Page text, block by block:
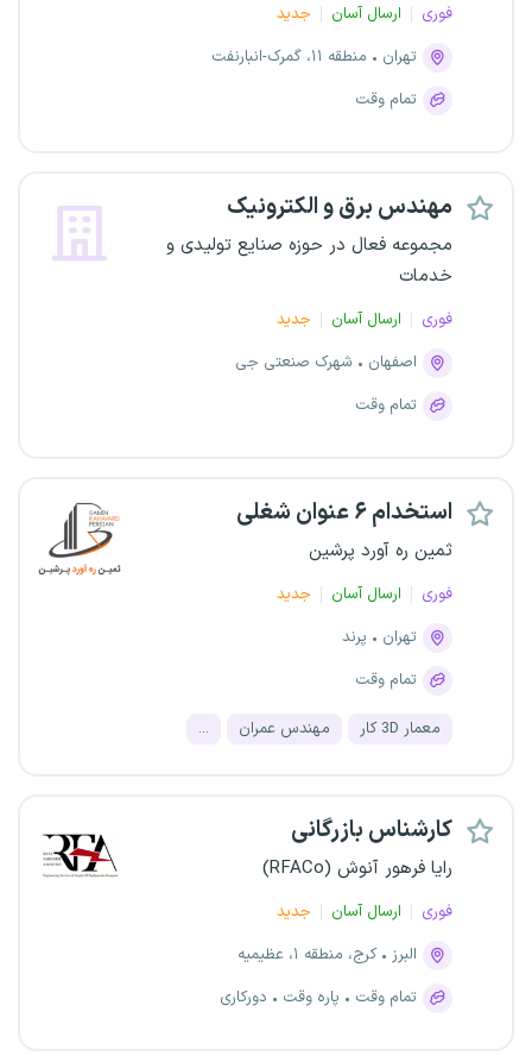
فوری ارسال آسان
جدید
تهران
منطقه ۱۱، گمرک-انبارنفت
تمام وقت
مهندس برق و الکترونیک
مجموعه فعال در حوزه صنایع تولیدی و
خدمات
فوری ارسال آسان
جدید
اصفهان
شهرک صنعتی جی
تمام وقت
استخدام ۶ عنوان شغلی
ثمین ره آورد پرشین
فوری ارسال آسان
جدید
تهران
پرند
تمام وقت
معمار 3D کار مهندس عمران ...
کارشناس بازرگانی
رایا فرهور آنوش (RFACo)
فوری ارسال آسان
جدید
البرز
کرج، منطقه ۱، عظیمیه
تمام وقت
پاره وقت دورکاری